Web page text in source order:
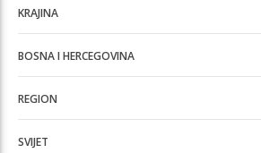
KRAJINA
BOSNA I HERCEGOVINA
REGION
SVIJET